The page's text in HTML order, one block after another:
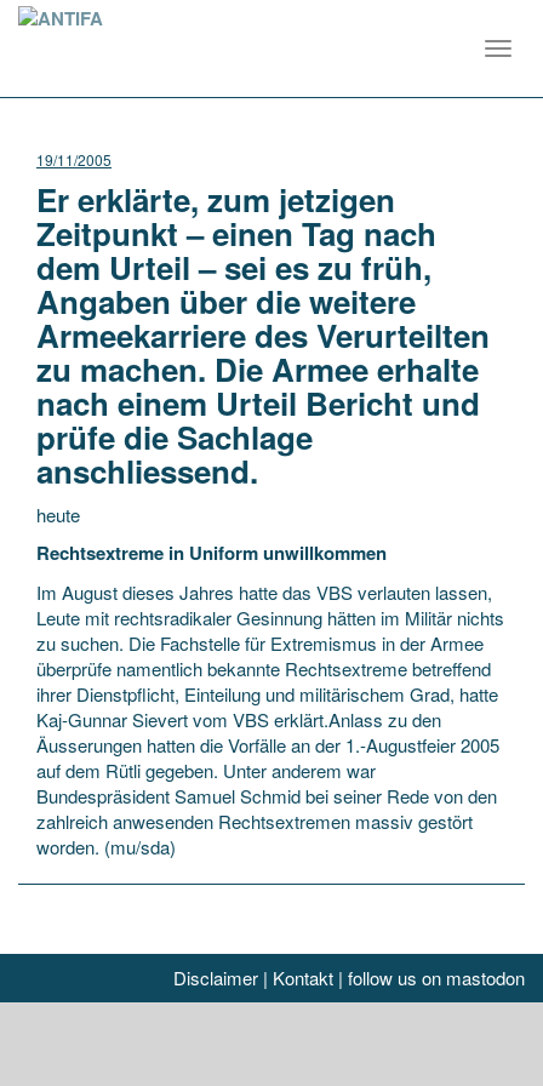
19/11/2005
Er erklärte, zum jetzigen
Zeitpunkt – einen Tag nach
dem Urteil – sei es zu früh,
Angaben über die weitere
Armeekarriere des Verurteilten
zu machen. Die Armee erhalte
nach einem Urteil Bericht und
prüfe die Sachlage
anschliessend.
heute
Rechtsextreme in Uniform unwillkommen
Im August dieses Jahres hatte das VBS verlauten lassen,
Leute mit rechtsradikaler Gesinnung hätten im Militär nichts
zu suchen. Die Fachstelle für Extremismus in der Armee
überprüfe namentlich bekannte Rechtsextreme betreffend
ihrer Dienstpflicht, Einteilung und militärischem Grad, hatte
Kaj-Gunnar Sievert vom VBS erklärt.Anlass zu den
Äusserungen hatten die Vorfälle an der 1.-Augustfeier 2005
auf dem Rütli gegeben. Unter anderem war
Bundespräsident Samuel Schmid bei seiner Rede von den
zahlreich anwesenden Rechtsextremen massiv gestört
worden. (mu/sda)
Disclaimer | Kontakt | follow us on mastodon